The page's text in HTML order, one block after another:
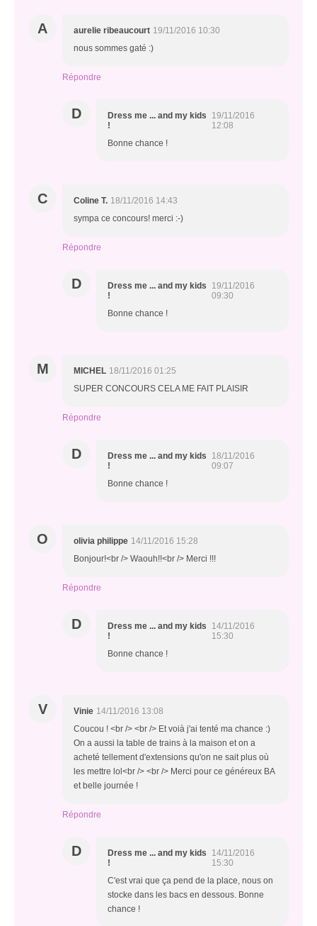
A aurelie ribeaucourt 19/11/2016 10:30
nous sommes gaté :)
Répondre
D
Dress me ... and my kids
!
19/11/2016
12:08
Bonne chance !
C Coline T. 18/11/2016 14:43
sympa ce concours! merci :-)
Répondre
D
Dress me ... and my kids
!
19/11/2016
09:30
Bonne chance !
M MICHEL 18/11/2016 01:25
SUPER CONCOURS CELA ME FAIT PLAISIR
Répondre
D
Dress me ... and my kids
!
18/11/2016
09:07
Bonne chance !
O olivia philippe 14/11/2016 15:28
Bonjour!<br /> Waouh!!<br /> Merci !!!
Répondre
D
Dress me ... and my kids
!
14/11/2016
15:30
Bonne chance !
V Vinie 14/11/2016 13:08
Coucou ! <br /> <br /> Et voià j'ai tenté ma chance :)
On a aussi la table de trains à la maison et on a
acheté tellement d'extensions qu'on ne sait plus où
les mettre lol<br /> <br /> Merci pour ce généreux BA
et belle journée !
Répondre
D
Dress me ... and my kids
!
14/11/2016
15:30
C'est vrai que ça pend de la place, nous on
stocke dans les bacs en dessous. Bonne
chance !